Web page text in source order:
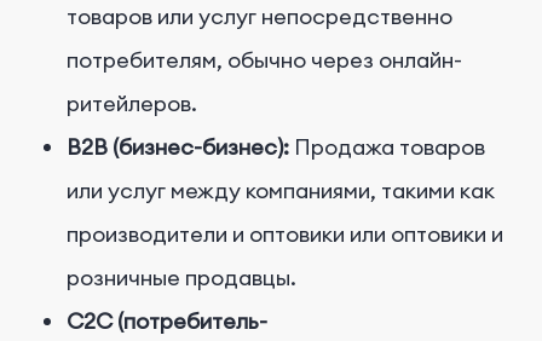
товаров или услуг непосредственно
потребителям, обычно через онлайн-
ритейлеров.
B2B (бизнес-бизнес): Продажа товаров
или услуг между компаниями, такими как
производители и оптовики или оптовики и
розничные продавцы.
C2C (потребитель-